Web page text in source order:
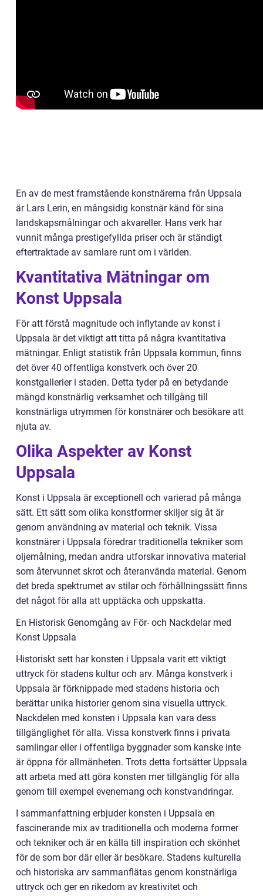
En av de mest framstående konstnärerna från Uppsala
är Lars Lerin, en mångsidig konstnär känd för sina
landskapsmålningar och akvareller. Hans verk har
vunnit många prestigefyllda priser och är ständigt
eftertraktade av samlare runt om i världen.
Kvantitativa Mätningar om
Konst Uppsala
För att förstå magnitude och inflytande av konst i
Uppsala är det viktigt att titta på några kvantitativa
mätningar. Enligt statistik från Uppsala kommun, finns
det över 40 offentliga konstverk och över 20
konstgallerier i staden. Detta tyder på en betydande
mängd konstnärlig verksamhet och tillgång till
konstnärliga utrymmen för konstnärer och besökare att
njuta av.
Olika Aspekter av Konst
Uppsala
Konst i Uppsala är exceptionell och varierad på många
sätt. Ett sätt som olika konstformer skiljer sig åt är
genom användning av material och teknik. Vissa
konstnärer i Uppsala föredrar traditionella tekniker som
oljemålning, medan andra utforskar innovativa material
som återvunnet skrot och återanvända material. Genom
det breda spektrumet av stilar och förhållningssätt finns
det något för alla att upptäcka och uppskatta.
En Historisk Genomgång av För- och Nackdelar med
Konst Uppsala
Historiskt sett har konsten i Uppsala varit ett viktigt
uttryck för stadens kultur och arv. Många konstverk i
Uppsala är förknippade med stadens historia och
berättar unika historier genom sina visuella uttryck.
Nackdelen med konsten i Uppsala kan vara dess
tillgänglighet för alla. Vissa konstverk finns i privata
samlingar eller i offentliga byggnader som kanske inte
är öppna för allmänheten. Trots detta fortsätter Uppsala
att arbeta med att göra konsten mer tillgänglig för alla
genom till exempel evenemang och konstvandringar.
I sammanfattning erbjuder konsten i Uppsala en
fascinerande mix av traditionella och moderna former
och tekniker och är en källa till inspiration och skönhet
för de som bor där eller är besökare. Stadens kulturella
och historiska arv sammanflätas genom konstnärliga
uttryck och ger en rikedom av kreativitet och